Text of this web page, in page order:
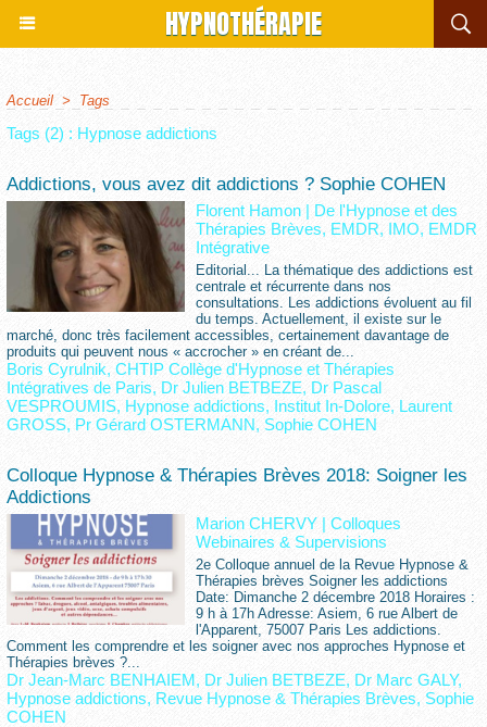
HYPNOTHÉRAPIE
Accueil > Tags
Tags (2) : Hypnose addictions
Addictions, vous avez dit addictions ? Sophie COHEN
Florent Hamon | De l'Hypnose et des
Thérapies Brèves, EMDR, IMO, EMDR
Intégrative
Editorial... La thématique des addictions est
centrale et récurrente dans nos
consultations. Les addictions évoluent au fil
du temps. Actuellement, il existe sur le
marché, donc très facilement accessibles, certainement davantage de
produits qui peuvent nous « accrocher » en créant de...
Boris Cyrulnik, CHTIP Collège d'Hypnose et Thérapies
Intégratives de Paris, Dr Julien BETBEZE, Dr Pascal
VESPROUMIS, Hypnose addictions, Institut In-Dolore, Laurent
GROSS, Pr Gérard OSTERMANN, Sophie COHEN
Colloque Hypnose & Thérapies Brèves 2018: Soigner les
Addictions
Marion CHERVY |Colloques
Webinaires & Supervisions
2e Colloque annuel de la Revue Hypnose &
Thérapies brèves Soigner les addictions
Date: Dimanche 2 décembre 2018 Horaires :
9 h à 17h Adresse: Asiem, 6 rue Albert de
l'Apparent, 75007 Paris Les addictions.
Comment les comprendre et les soigner avec nos approches Hypnose et
Thérapies brèves ?...
Dr Jean-Marc BENHAIEM, Dr Julien BETBEZE, Dr Marc GALY,
Hypnose addictions, Revue Hypnose & Thérapies Brèves, Sophie
COHEN